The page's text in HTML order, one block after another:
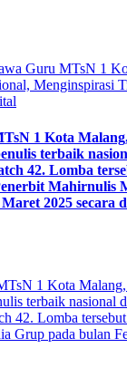
1 Kota
terbaik
42. Lomba
Mahirnulis
2025 secara